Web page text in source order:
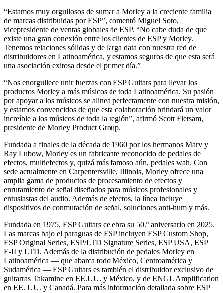
“Estamos muy orgullosos de sumar a Morley a la creciente familia
de marcas distribuidas por ESP”, comentó Miguel Soto,
vicepresidente de ventas globales de ESP. “No cabe duda de que
existe una gran conexión entre los clientes de ESP y Morley.
Tenemos relaciones sólidas y de larga data con nuestra red de
distribuidores en Latinoamérica, y estamos seguros de que esta será
una asociación exitosa desde el primer día.”
“Nos enorgullece unir fuerzas con ESP Guitars para llevar los
productos Morley a más músicos de toda Latinoamérica. Su pasión
por apoyar a los músicos se alinea perfectamente con nuestra misión,
y estamos convencidos de que esta colaboración brindará un valor
increíble a los músicos de toda la región”, afirmó Scott Fietsam,
presidente de Morley Product Group.
Fundada a finales de la década de 1960 por los hermanos Marv y
Ray Lubow, Morley es un fabricante reconocido de pedales de
efectos, multiefectos y, quizá más famoso aún, pedales wah. Con
sede actualmente en Carpentersville, Illinois, Morley ofrece una
amplia gama de productos de procesamiento de efectos y
enrutamiento de señal diseñados para músicos profesionales y
entusiastas del audio. Además de efectos, la línea incluye
dispositivos de conmutación de señal, soluciones anti‑hum y más.
Fundada en 1975, ESP Guitars celebra su 50.º aniversario en 2025.
Las marcas bajo el paraguas de ESP incluyen ESP Custom Shop,
ESP Original Series, ESP/LTD Signature Series, ESP USA, ESP
E‑II y LTD. Además de la distribución de pedales Morley en
Latinoamérica — que abarca todo México, Centroamérica y
Sudamérica — ESP Guitars es también el distribuidor exclusivo de
guitarras Takamine en EE.UU. y México, y de ENGL Amplification
en EE. UU. y Canadá. Para más información detallada sobre ESP